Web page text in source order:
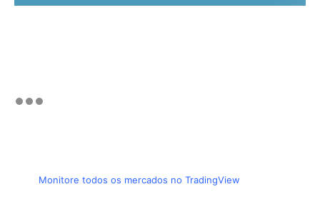
Monitore todos os mercados no TradingView